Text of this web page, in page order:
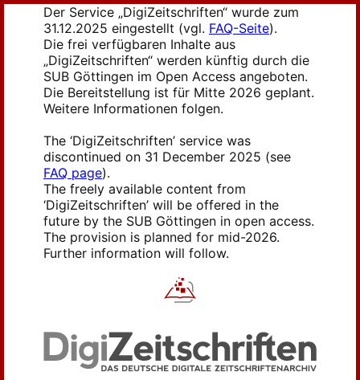
Der Service „DigiZeitschriften“ wurde zum
31.12.2025 eingestellt (vgl. FAQ-Seite).
Die frei verfügbaren Inhalte aus
„DigiZeitschriften“ werden künftig durch die
SUB Göttingen im Open Access angeboten.
Die Bereitstellung ist für Mitte 2026 geplant.
Weitere Informationen folgen.
The ‘DigiZeitschriften’ service was
discontinued on 31 December 2025 (see
FAQ page).
The freely available content from
‘DigiZeitschriften’ will be offered in the
future by the SUB Göttingen in open access.
The provision is planned for mid-2026.
Further information will follow.